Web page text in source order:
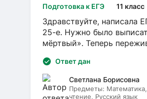
Подготовка к ЕГЭ 11 класс
Здравствуйте, написала
25-е. Нужно было
мёртвый». Теперь
Ответ дан
Светлана Борисовна
Предметы:
чтение, Русский язык